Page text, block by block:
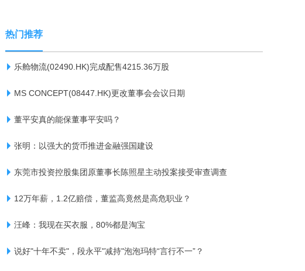
热门推荐
乐舱物流(02490.HK)完成配售4215.36万股
MS CONCEPT(08447.HK)更改董事会会议日期
董平安真的能保董事平安吗？
张明：以强大的货币推进金融强国建设
东莞市投资控股集团原董事长陈照星主动投案接受审查调查
12万年薪，1.2亿赔偿，董监高竟然是高危职业？
汪峰：我现在买衣服，80%都是淘宝
说好"十年不卖"，段永平"减持"泡泡玛特“言行不一”？